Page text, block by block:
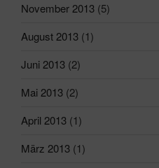
November 2013 (5)
August 2013 (1)
Juni 2013 (2)
Mai 2013 (2)
April 2013 (1)
März 2013 (1)